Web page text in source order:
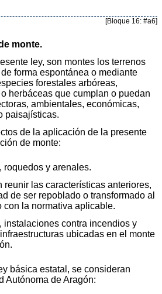
[Bloque 16: #a6]
monte.
ley, son montes los terrenos
forma espontánea o mediante
forestales arbóreas,
herbáceas que cumplan o puedan
ambientales, económicas,
paisajísticas.
de la aplicación de la presente
de monte:
roquedos y arenales.
reunir las características anteriores,
de ser repoblado o transformado al
con la normativa aplicable.
instalaciones contra incendios y
ubicadas en el monte
básica estatal, se consideran
Autónoma de Aragón: